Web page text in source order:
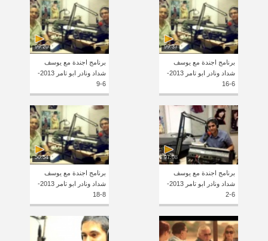
99:37
برنامج اجندة مع يوسف
شداد ونادر ابو تامر 2013-
6-16
99:20
برنامج اجندة مع يوسف
شداد ونادر ابو تامر 2013-
6-9
97:08
برنامج اجندة مع يوسف
شداد ونادر ابو تامر 2013-
6-2
50:54
برنامج اجندة مع يوسف
شداد ونادر ابو تامر 2013-
8-18